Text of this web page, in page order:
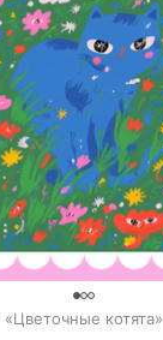
«Цветочные котята»